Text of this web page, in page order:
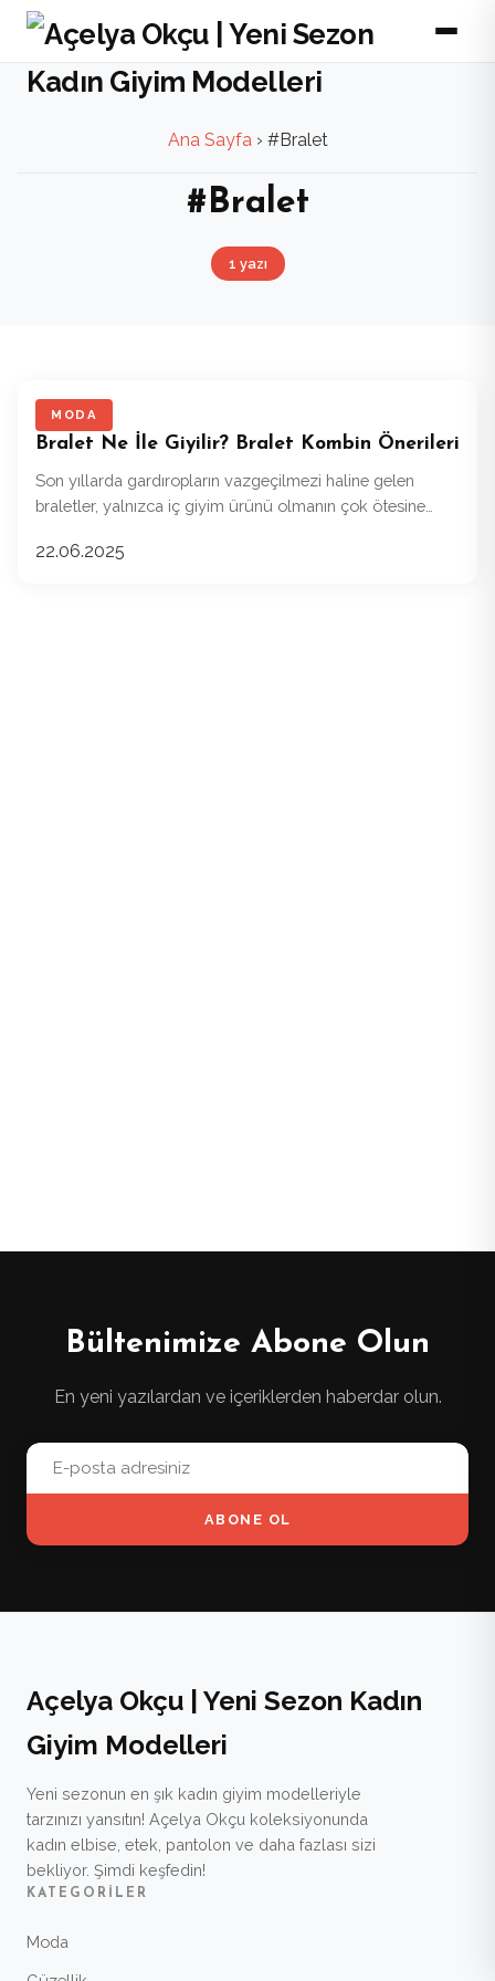
Ana Sayfa › #Bralet
#Bralet
1 yazı
MODA
Bralet Ne İle Giyilir? Bralet Kombin Önerileri
Son yıllarda gardıropların vazgeçilmezi haline gelen
braletler, yalnızca iç giyim ürünü olmanın çok ötesine
22.06.2025
Bültenimize Abone Olun
En yeni yazılardan ve içeriklerden haberdar olun.
ABONE OL
Açelya Okçu | Yeni Sezon Kadın
Giyim Modelleri
Yeni sezonun en şık kadın giyim modelleriyle
tarzınızı yansıtın! Açelya Okçu koleksiyonunda
kadın elbise, etek, pantolon ve daha fazlası sizi
bekliyor. Şimdi keşfedin!
KATEGORILER
Moda